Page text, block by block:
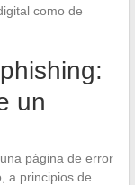
como de
un
página de error
a principios de